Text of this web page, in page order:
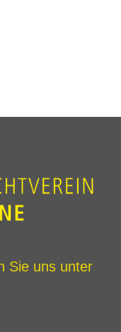
Sie uns unter